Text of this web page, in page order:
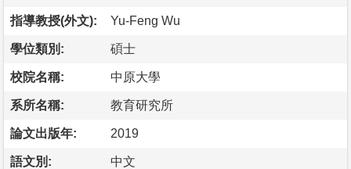
指導教授(外文): Yu-Feng Wu
學位類別: 碩士
校院名稱: 中原大學
系所名稱: 教育研究所
論文出版年: 2019
語文別: 中文